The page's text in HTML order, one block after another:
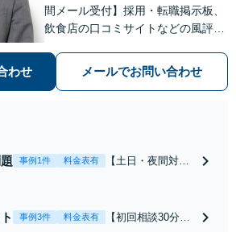
間メール受付】採用・転職掲示板、
飲食店の口コミサイトなどの風評被
の種類を問わず相談可。可能な限り
早期対応で駆けつけサポート【労
わせ メールでお問い合わせ
事例1件 料金表有
【土日・夜間対応
れたら、サインす
事例3件 料金表有
【初回相談30分無